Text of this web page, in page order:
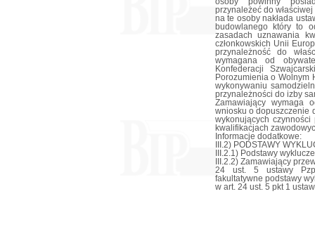
przynależeć do
na te osoby nakłada
budowlanego który to
zasadach uznawania
członkowskich Unii
przynależność do
wymagana od
Konfederacji
Porozumienia o Wolnym
wykonywaniu
przynależności do izby
Zamawiający wymaga
wniosku o dopuszczenie
wykonujących
kwalifikacjach
Informacje dodatkowe:
III.2) PODSTAWY
III.2.1) Podstawy
III.2.2) Zamawiający
24 ust. 5 ustawy Pzp
fakultatywne podstawy
w art. 24 ust. 5 pkt 1